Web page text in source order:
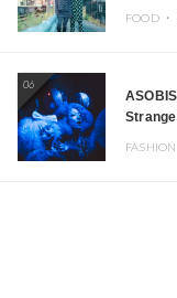
FOOD ・
06
FASHION